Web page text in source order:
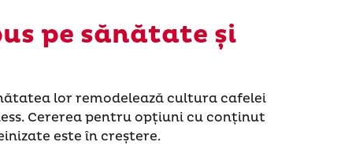
pe sănătate și
lor remodelează cultura cafelei
Cererea pentru opțiuni cu conținut
este în creștere.